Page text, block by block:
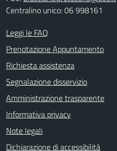
Centralino unico: 06 998161
Leggi le FAQ
Prenotazione Appuntamento
Richiesta assistenza
Segnalazione disservizio
Amministrazione trasparente
Informativa privacy
Note legali
Dichiarazione di accessibilità